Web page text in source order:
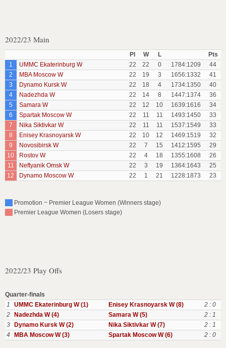
2022/23 Main
Pl W L
Pts
1
UMMC Ekaterinburg W 22 22 0 1784:1209
44
2
MBA Moscow W 22 19 3 1656:1332
41
3
Dynamo Kursk W 22 18 4 1734:1350
40
4
Nadezhda W 22 14 8 1447:1374
36
5
Samara W 22 12 10 1639:1616
34
6
Spartak Moscow W 22 11 11 1493:1450
33
7
Nika Siktivkar W 22 11 11 1537:1549
33
8
Enisey Krasnoyarsk W 22 10 12 1469:1519
32
9
Novosibirsk W 22 7 15 1412:1595
29
10
Rostov W 22 4 18 1355:1608
26
11
Neftyanik Omsk W 22 3 19 1364:1643
25
12
Dynamo Moscow W 22 1 21 1228:1873 23
Promotion ~ Premier League Women (Winners stage)
Premier League Women (Losers stage)
2022/23 Play Offs
Quarter-finals
1
UMMC Ekaterinburg W (1) Enisey Krasnoyarsk W (8)
2 : 0
2
Nadezhda W (4) Samara W (5)
2 : 1
3
Dynamo Kursk W (2) Nika Siktivkar W (7)
2 : 1
4
MBA Moscow W (3) Spartak Moscow W (6) 2 : 0